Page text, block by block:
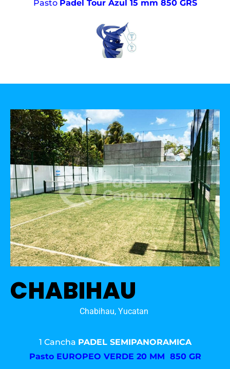
Pasto Padel Tour Azul 15 mm 850 GRS
CHABIHAU
Chabihau, Yucatan
1 Cancha PADEL SEMIPANORAMICA
Pasto EUROPEO VERDE 20 MM 850 GR